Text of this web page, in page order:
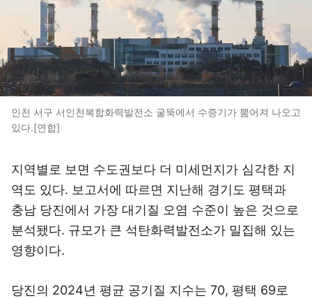
인천 서구 서인천복합화력발전소 굴뚝에서 수증기가 뿜어져 나오고
있다.[연합]
지역별로 보면 수도권보다 더 미세먼지가 심각한 지
역도 있다. 보고서에 따르면 지난해 경기도 평택과
충남 당진에서 가장 대기질 오염 수준이 높은 것으로
분석됐다. 규모가 큰 석탄화력발전소가 밀집해 있는
영향이다.
당진의 2024년 평균 공기질 지수는 70, 평택 69로